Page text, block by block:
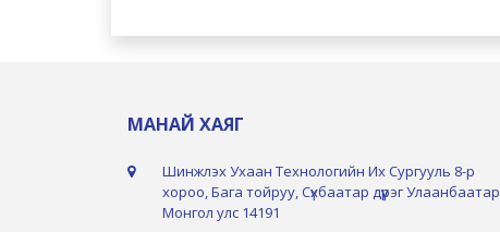
МАНАЙ ХАЯГ
Шинжлэх Ухаан Технологийн Их Сургууль 8-р
хороо, Бага тойруу, Сүхбаатар дүүрэг Улаанбаатар,
Монгол улс 14191